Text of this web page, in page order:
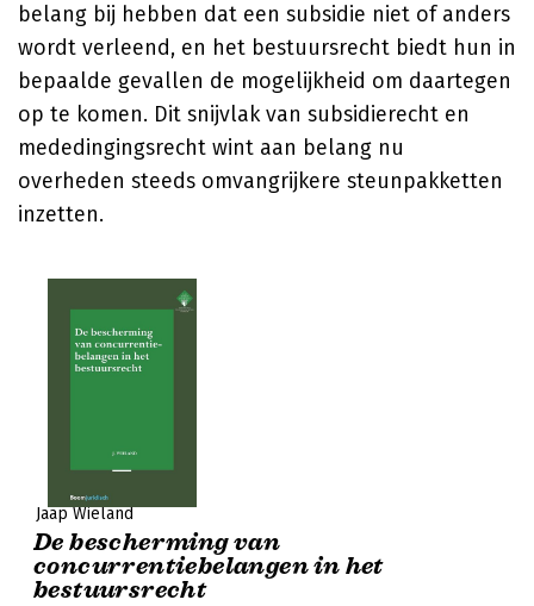
belang bij hebben dat een subsidie niet of anders
wordt verleend, en het bestuursrecht biedt hun in
bepaalde gevallen de mogelijkheid om daartegen
op te komen. Dit snijvlak van subsidierecht en
mededingingsrecht wint aan belang nu
overheden steeds omvangrijkere steunpakketten
inzetten.
Jaap Wieland
De bescherming van
concurrentiebelangen in het
bestuursrecht